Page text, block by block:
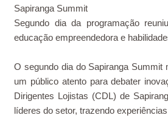
Sapiranga Summit
Segundo dia da programação
educação empreendedora e
O segundo dia do Sapiranga Summit
um público atento para debater
Dirigentes Lojistas (CDL) de
líderes do setor, trazendo